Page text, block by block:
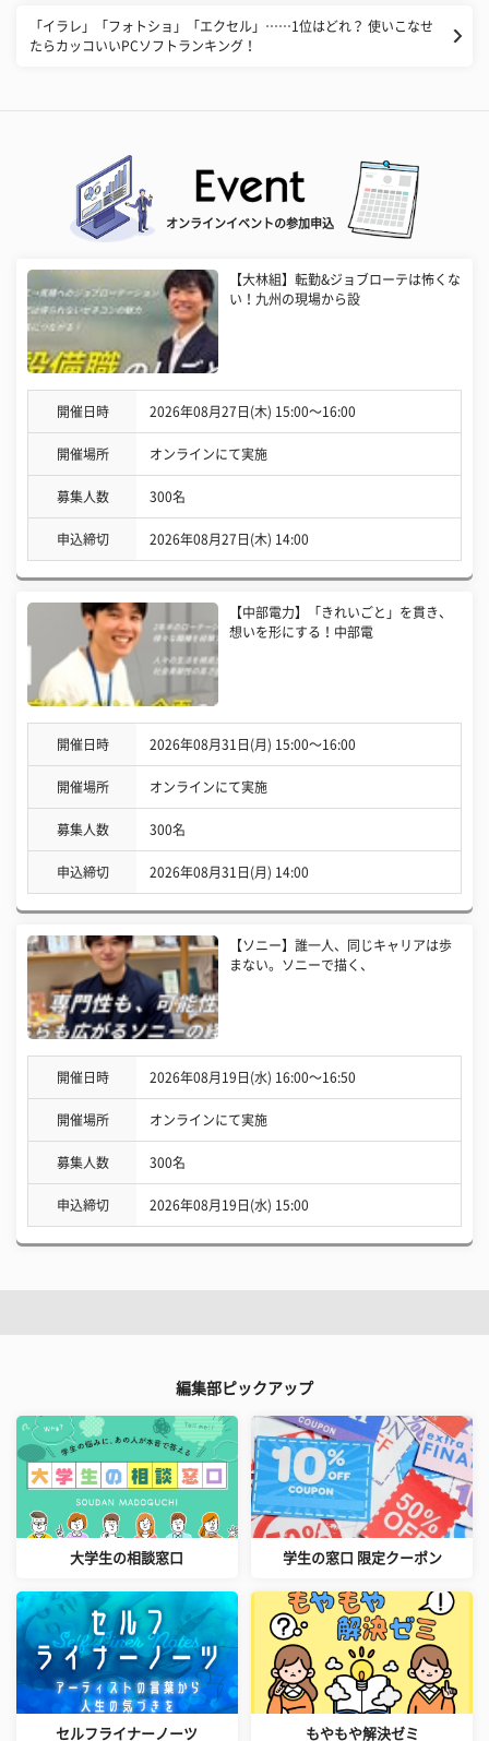
「イラレ」「フォトショ」「エクセル」……1位はどれ？ 使いこなせ
たらカッコいいPCソフトランキング！
オンラインイベントの参加申込
【大林組】転勤&ジョブローテは怖くな
い！九州の現場から設
開催日時 2026年08月27日(木) 15:00〜16:00
開催場所 オンラインにて実施
募集人数 300名
申込締切 2026年08月27日(木) 14:00
【中部電力】「きれいごと」を貫き、
想いを形にする！中部電
開催日時 2026年08月31日(月) 15:00〜16:00
開催場所 オンラインにて実施
募集人数 300名
申込締切 2026年08月31日(月) 14:00
【ソニー】誰一人、同じキャリアは歩
まない。ソニーで描く、
開催日時 2026年08月19日(水) 16:00〜16:50
開催場所 オンラインにて実施
募集人数 300名
申込締切 2026年08月19日(水) 15:00
編集部ピックアップ
大学生の相談窓口 学生の窓口 限定クーポン
セルフライナーノーツ もやもや解決ゼミ